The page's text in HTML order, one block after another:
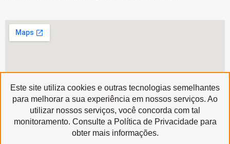
Produzido por
Copyright © 2020 | Santa Marcelina Cultura • Todos os Direitos Reservados
Este site utiliza cookies e outras tecnologias semelhantes
para melhorar a sua experiência em nossos serviços. Ao
utilizar nossos serviços, você concorda com tal
monitoramento. Consulte a Política de Privacidade para
obter mais informações.